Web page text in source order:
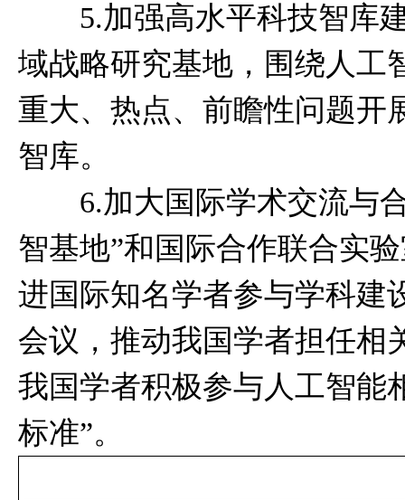
5.加强高水平科技智库建
域战略研究基地，围绕人工
重大、热点、前瞻性问题开
智库。
6.加大国际学术交流与合
智基地”和国际合作联合实
进国际知名学者参与学科建
会议，推动我国学者担任相
我国学者积极参与人工智能
标准”。